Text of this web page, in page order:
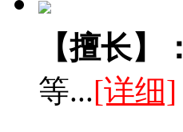
【擅长】：
等...[详细]